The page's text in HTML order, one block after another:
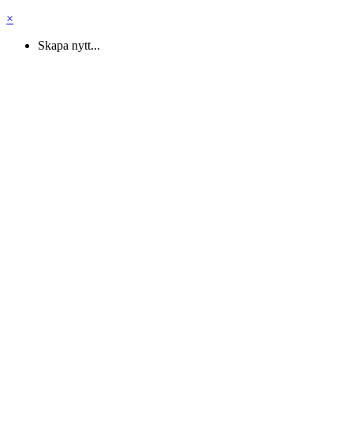
×
Skapa nytt...